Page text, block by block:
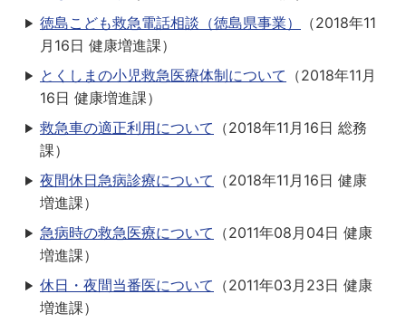
徳島こども救急電話相談（徳島県事業）
（2018年11
月16日 健康増進課）
とくしまの小児救急医療体制について （2018年11月
16日 健康増進課）
救急車の適正利用について （2018年11月16日 総務
課）
夜間休日急病診療について （2018年11月16日 健康
増進課）
急病時の救急医療について （2011年08月04日 健康
増進課）
休日・夜間当番医について （2011年03月23日 健康
増進課）